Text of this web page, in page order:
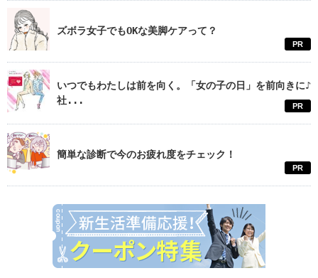
ズボラ女子でもOKな美脚ケアって？
PR
いつでもわたしは前を向く。「女の子の日」を前向きに♪
社...
PR
簡単な診断で今のお疲れ度をチェック！
PR